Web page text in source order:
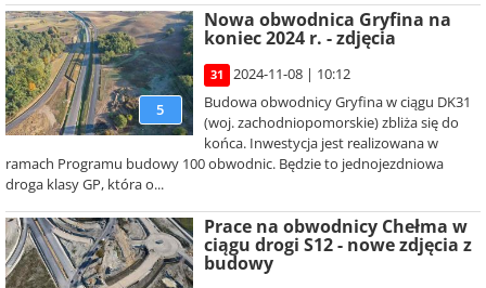
5
Nowa obwodnica Gryfina na
koniec 2024 r. - zdjęcia
31
2024-11-08 | 10:12
Budowa obwodnicy Gryfina w ciągu DK31
(woj. zachodniopomorskie) zbliża się do
końca. Inwestycja jest realizowana w
ramach Programu budowy 100 obwodnic. Będzie to jednojezdniowa
droga klasy GP, która o...
Prace na obwodnicy Chełma w
ciągu drogi S12 - nowe zdjęcia z
budowy